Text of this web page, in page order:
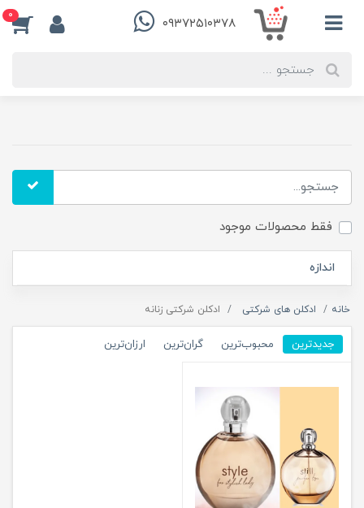
۰۹۳۷۲۵۱۰۳۷۸
0
فقط محصولات موجود
اندازه
خانه ادکلن های شرکتی ادکلن شرکتی زنانه
جدیدترین محبوب‌ترین گران‌ترین ارزان‌ترین